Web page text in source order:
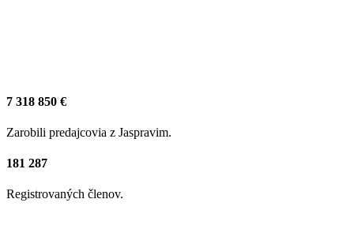
7 318 850 €
Zarobili predajcovia z Jaspravim.
181 287
Registrovaných členov.